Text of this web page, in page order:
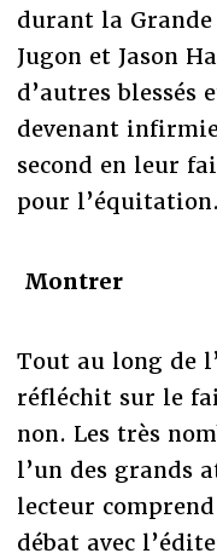
durant la
Jugon et Jason
d’autres blessés
devenant
second en leur
pour l’équitation.
Montrer
Tout au long de
réfléchit sur le
non. Les très
l’un des grands
lecteur
débat avec